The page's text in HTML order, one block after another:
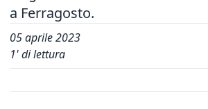
a Ferragosto.
05 aprile 2023
1' di lettura